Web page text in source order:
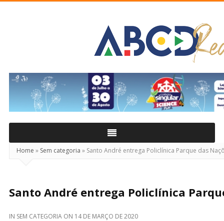
Real
Home » Sem categoria » Santo André entrega Policlínica Parque das
Santo André entrega Policlínica
IN SEM CATEGORIA ON 14 DE MARÇO DE 2020